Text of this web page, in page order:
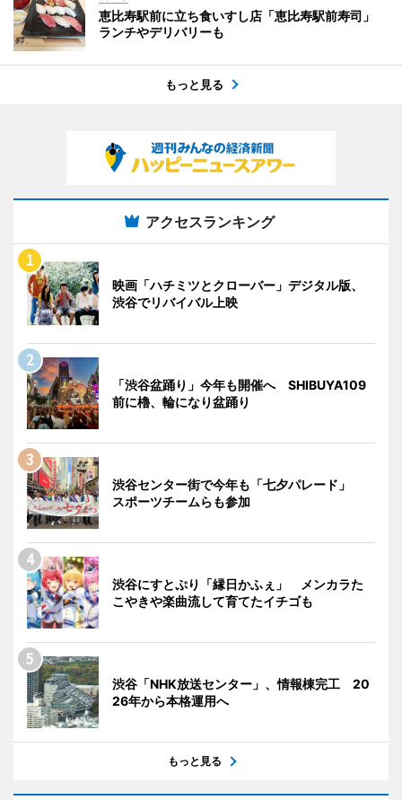
恵比寿駅前に立ち食いすし店「恵比寿駅前寿司」
ランチやデリバリーも
もっと見る
アクセスランキング
映画「ハチミツとクローバー」デジタル版、
渋谷でリバイバル上映
「渋谷盆踊り」今年も開催へ SHIBUYA109
前に櫓、輪になり盆踊り
渋谷センター街で今年も「七夕パレード」
スポーツチームらも参加
渋谷にすとぷり「縁日かふぇ」 メンカラた
こやきや楽曲流して育てたイチゴも
渋谷「NHK放送センター」、情報棟完工 20
26年から本格運用へ
もっと見る